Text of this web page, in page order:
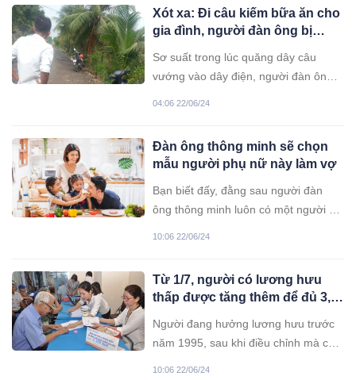
Xót xa: Đi câu kiếm bữa ăn cho
gia đình, người đàn ông bị
Sơ suất trong lúc quăng dây câu
vướng vào dây điện, người đàn ông
04:06 22/06/24
Đàn ông thông minh sẽ chọn
mẫu người phụ nữ này làm vợ
Bạn biết đấy, đằng sau người đàn
ông thông minh luôn có một người vợ
10:06 22/06/24
Từ 1/7, người có lương hưu
thấp được tăng thêm để đủ 3,5
Người đang hưởng lương hưu trước
năm 1995, sau khi điều chỉnh mà có
10:06 22/06/24